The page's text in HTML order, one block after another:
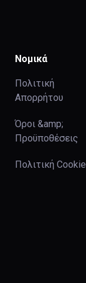
Νομικά
Πολιτική
Απορρήτου
Όροι &amp;
Προϋποθέσεις
Πολιτική